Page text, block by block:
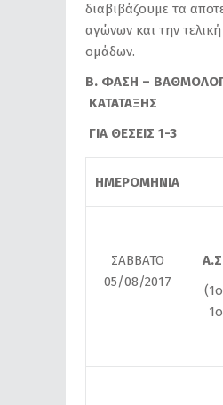
διαβιβάζουμε τα
αγώνων και την
ομάδων.
Β. ΦΑΣΗ –
KATATAΞHΣ
ΓΙΑ ΘΕΣΕΙΣ 1-3
ΗΜΕΡΟΜΗΝΙΑ
ΣΑΒΒΑΤΟ
05/08/2017